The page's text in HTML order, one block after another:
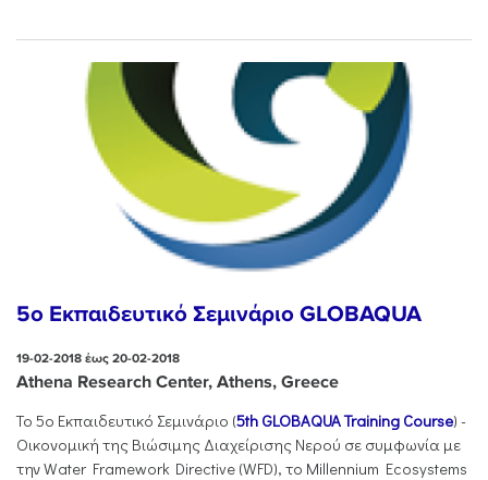
5o Εκπαιδευτικό Σεμινάριο GLOBAQUA
19-02-2018 έως 20-02-2018
Athena Research Center, Athens, Greece
Το 5ο Εκπαιδευτικό Σεμινάριο (5th GLOBAQUA Training Course) -
Οικονομική της Βιώσιμης Διαχείρισης Νερού σε συμφωνία με
την Water Framework Directive (WFD), το Millennium Ecosystems